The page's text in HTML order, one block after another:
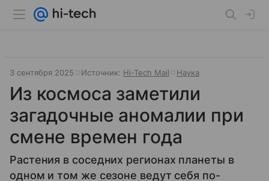
3 сентября 2025 Источник: Hi-Tech Mail Наука
Из космоса заметили
загадочные аномалии при
смене времен года
Растения в соседних регионах планеты в
одном и том же сезоне ведут себя по-